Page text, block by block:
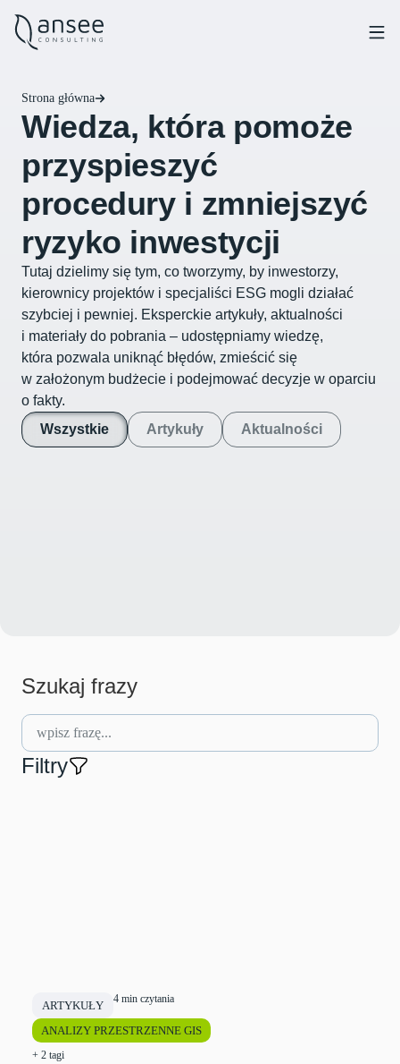
Strona główna
Wiedza, która pomoże
przyspieszyć
procedury i zmniejszyć
ryzyko inwestycji
Tutaj dzielimy się tym, co tworzymy, by inwestorzy,
kierownicy projektów i specjaliści ESG mogli działać
szybciej i pewniej. Eksperckie artykuły, aktualności
i materiały do pobrania – udostępniamy wiedzę,
która pozwala uniknąć błędów, zmieścić się
w założonym budżecie i podejmować decyzje w oparciu
o fakty.
Wszystkie
Artykuły Aktualności
Szukaj frazy
Filtry
ARTYKUŁY 4 min czytania
ANALIZY PRZESTRZENNE GIS
+ 2 tagi